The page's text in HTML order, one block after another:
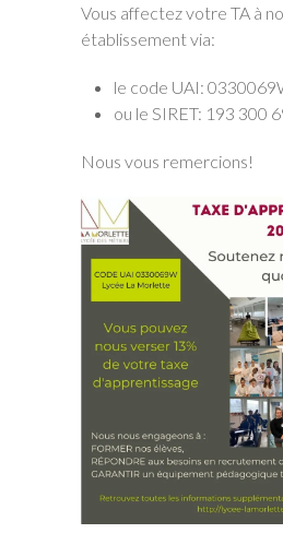
Vous affectez votre TA à
établissement via:
le code UAI:
ou le SIRET: 193 300
Nous vous remercions!